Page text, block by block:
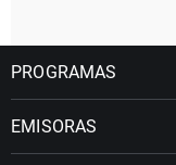
PROGRAMAS
EMISORAS